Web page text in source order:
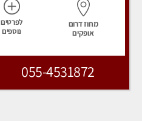
מחוז דרום
אופקים
לפרטים
נוספים
055-4531872